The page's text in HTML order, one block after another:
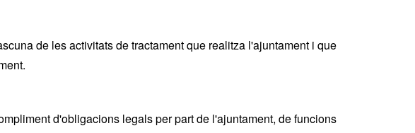
de les activitats de tractament que realitza l'ajuntament i que
d'obligacions legals per part de l'ajuntament, de funcions